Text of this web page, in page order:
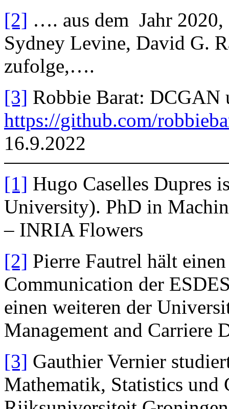
[2] …. aus dem Jahr
Sydney Levine, David G.
zufolge,….
[3] Robbie Barat: DCGAN
https://github.com/
16.9.2022
[1] Hugo Caselles Dupres
University). PhD in
– INRIA Flowers
[2] Pierre Fautrel hält
Communication der
einen weiteren der
Management and Carriere
[3] Gauthier Vernier
Mathematik, Statistics und